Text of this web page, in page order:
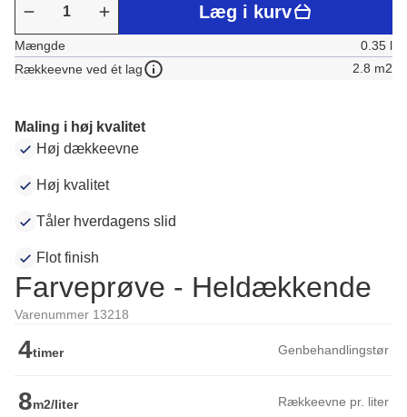
Læg i kurv
Mængde
0.35 l
Rækkeevne ved ét lag
2.8 m2
Maling i høj kvalitet
Høj dækkeevne
Høj kvalitet
Tåler hverdagens slid
Flot finish
Farveprøve - Heldækkende
Varenummer 13218
4timer Genbehandlingstør
8m2/liter Rækkeevne pr. liter